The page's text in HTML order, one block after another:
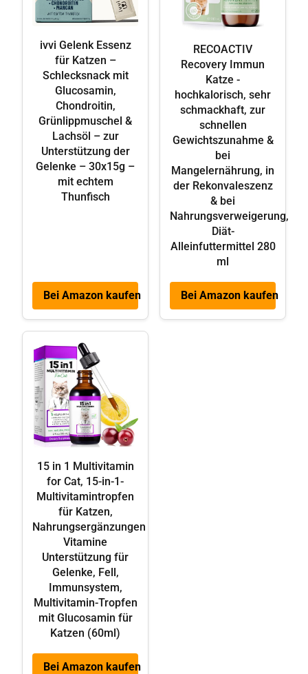
ivvi Gelenk Essenz
für Katzen –
Schlecksnack mit
Glucosamin,
Chondroitin,
Grünlippmuschel &
Lachsöl – zur
Unterstützung der
Gelenke – 30x15g –
mit echtem
Thunfisch
Bei Amazon kaufen
RECOACTIV
Recovery Immun
Katze -
hochkalorisch, sehr
schmackhaft, zur
schnellen
Gewichtszunahme &
bei
Mangelernährung, in
der Rekonvaleszenz
& bei
Nahrungsverweigerung,
Diät-
Alleinfuttermittel 280
ml
Bei Amazon kaufen
15 in 1 Multivitamin
for Cat, 15-in-1-
Multivitamintropfen
für Katzen,
Nahrungsergänzungen
Vitamine
Unterstützung für
Gelenke, Fell,
Immunsystem,
Multivitamin-Tropfen
mit Glucosamin für
Katzen (60ml)
Bei Amazon kaufen